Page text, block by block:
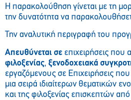
Η παρακολούθηση γίνεται με τη
την δυνατότητα να
Την αναλυτική περιγραφή του
Απευθύνεται σε επιχειρήσεις που
φιλοξενίας, ξενοδοχειακά
εργαζόμενους σε Επιχειρήσεις
μια σειρά ιδιαίτερων θεματικών
και της φιλοξενίας επισκεπτών